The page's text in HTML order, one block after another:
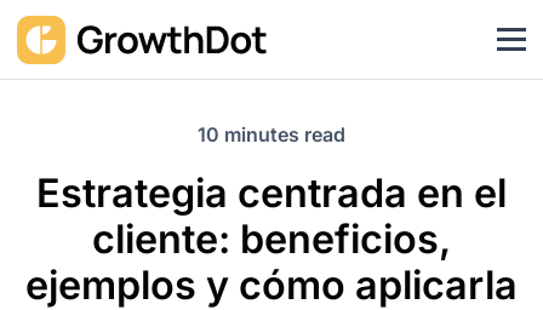
10 minutes read
Estrategia centrada en el
cliente: beneficios,
ejemplos y cómo aplicarla